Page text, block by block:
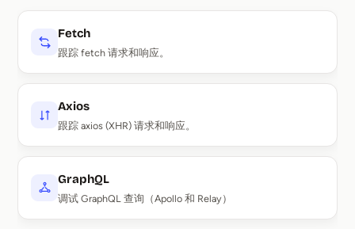
Fetch
跟踪 fetch 请求和响应。
Axios
跟踪 axios (XHR) 请求和响应。
GraphQL
调试 GraphQL 查询（Apollo 和 Relay）